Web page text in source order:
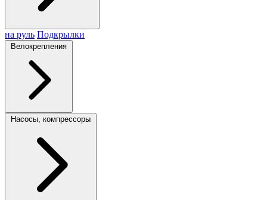
на руль Подкрылки
Велокрепления
Насосы, компрессоры